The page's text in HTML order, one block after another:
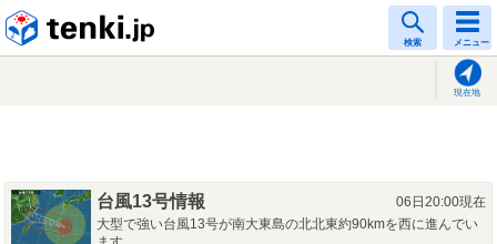
検索 メニュー
現在地
台風13号情報
06日20:00現在
大型で強い台風13号が南大東島の北北東約90kmを西に進んでい